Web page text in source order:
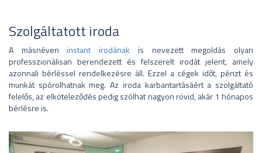
Szolgáltatott iroda
A másnéveninstant irodának is nevezett megoldás olyan
professzionálisan berendezett és felszerelt irodát jelent, amely
azonnali bérléssel rendelkezésre áll. Ezzel a cégek időt, pénzt és
munkát spórolhatnak meg. Az iroda karbantartásáért a szolgáltató
felelős, az elköteleződés pedig szólhat nagyon rövid, akár 1 hónapos
bérlésre is.